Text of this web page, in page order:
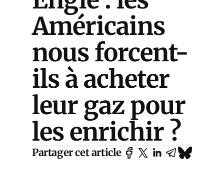
Américains
nous forcent-
ils à acheter
leur gaz pour
les enrichir ?
Partager cet article